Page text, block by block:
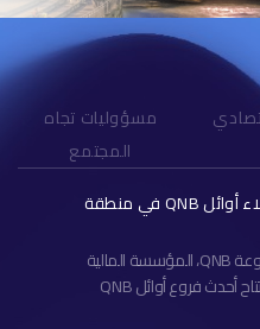
مسؤوليات تجاه
المجتمع
مجموعة QNB تفتتح فرعًا جديدًا لعملاء أوائل QNB في منطقة
الدوحة، قطر - 27 يوليو 2026: أعلنت مجموعة QNB، المؤسسة المالية
الرائدة في الشرق الأوسط وإفريقيا، عن افتتاح أحدث فروع أوائل QNB